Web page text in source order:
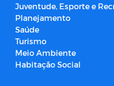
Juventude, Esporte e
Planejamento
Saúde
Turismo
Meio Ambiente
Habitação Social